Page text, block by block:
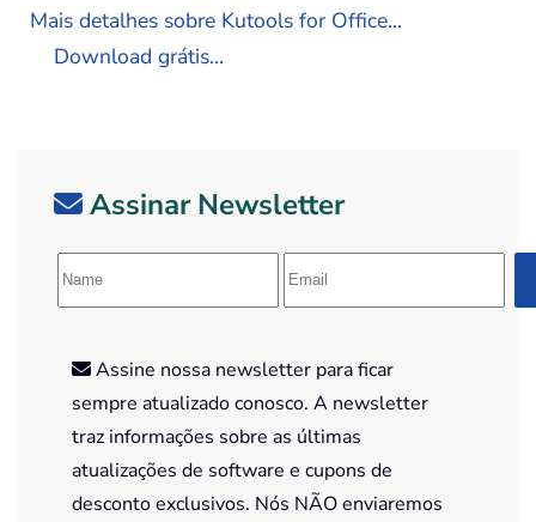
Mais detalhes sobre Kutools for Office...
Download grátis...
Assinar Newsletter
Assine nossa newsletter para ficar
sempre atualizado conosco. A newsletter
traz informações sobre as últimas
atualizações de software e cupons de
desconto exclusivos. Nós NÃO enviaremos